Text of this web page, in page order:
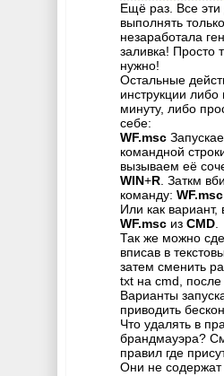
Ещё раз. Все эти
выполнять
незаработала
заливка! Просто
нужно!
Остальные
инструкции либо
минуту, либо
себе:
WF.msc
командной
вызываем её
WIN+R . Заткм
команду: WF.msc
Или как
WF.msc из CMD
Так же можно
вписав в
затем сменить
txt на cmd, после
Варианты
приводить
Что удалять в
брандмауэра?
правил где
Они не содержат